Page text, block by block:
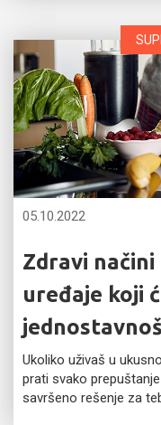
05.10.2022
Zdravi
uređaje koji
Ukoliko uživaš u
prati svako
savršeno rešenje za